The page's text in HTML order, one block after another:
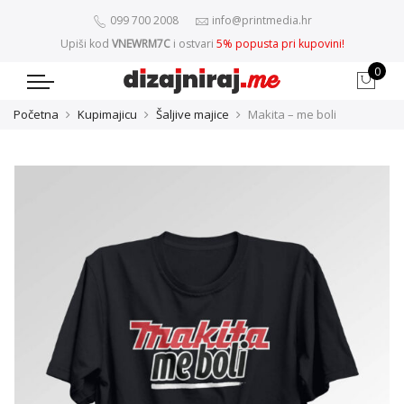
099 700 2008
info@printmedia.hr
Upiši kod VNEWRM7C i ostvari 5% popusta pri kupovini!
0
Početna Kupimajicu Šaljive majice Makita – me boli